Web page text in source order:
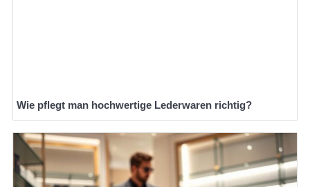
Wie pflegt man hochwertige Lederwaren richtig?